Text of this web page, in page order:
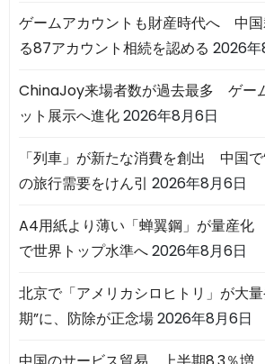
ゲームアカウントも財産時代へ 中国
る87アカウント相続を認める 2026年
ChinaJoy来場者数が過去最多 ゲー
ット展示へ進化2026年8月6日
「列車」が新たな消費を創出 中国で
の旅行需要をけん引 2026年8月6日
A4用紙より薄い「蝉翼鋼」が量産
で世界トップ水準へ2026年8月6日
北京で「アメリカシロヒトリ」が大
期”に、防除が正念場2026年8月6日